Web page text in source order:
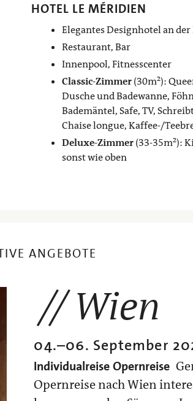
HOTEL LE MÉRIDIEN
Elegantes Designhotel an
Restaurant, Bar
Innenpool, Fitnesscenter
Classic-Zimmer(30m²):
Dusche und Badewanne,
Bademäntel, Safe, TV,
Chaise longue, Kaffee-/
Deluxe-Zimmer(33-35m²):
sonst wie oben
ANGEBOTE
Wien
04.–06. September
Individualreise Opernreise
Opernreise nach Wien